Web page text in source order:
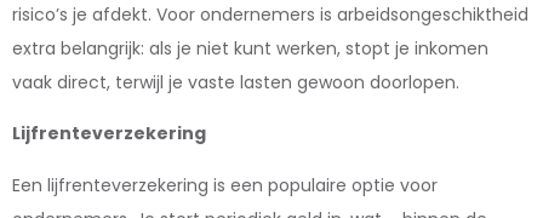
risico’s je afdekt. Voor ondernemers is arbeidsongeschiktheid
extra belangrijk: als je niet kunt werken, stopt je inkomen
vaak direct, terwijl je vaste lasten gewoon doorlopen.
Lijfrenteverzekering
Een lijfrenteverzekering is een populaire optie voor